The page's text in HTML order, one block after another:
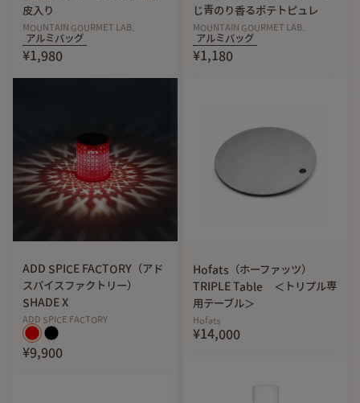
皮入り
MOUNTAIN GOURMET LAB.
アルミバッグ
¥1,980
ADD SPICE FACTORY（アド
スパイスファクトリー）
SHADE X
ADD SPICE FACTORY
¥9,900
じ青のり香るポテトピュレ
MOUNTAIN GOURMET LAB.
アルミバッグ
¥1,180
Hofats（ホーファッツ）
TRIPLE Table ＜トリプル専
用テーブル＞
Hofats
¥14,000